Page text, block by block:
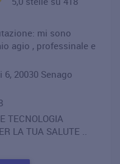
mi sono
agio , professinale e
6, 20030 Senago
TECNOLOGIA
LA TUA SALUTE ..